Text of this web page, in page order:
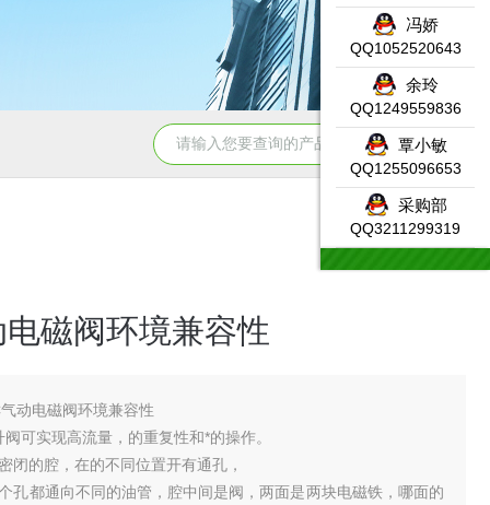
7KF02-0AB0SIEMENS输入模块产品示意图 DW-AS-623-
磁阀环境兼容性
动电磁阀环境兼容性
可实现高流量，的重复性和*的操作。
闭的腔，在的不同位置开有通孔，
孔都通向不同的油管，腔中间是阀，两面是两块电磁铁，哪面的
冯娇
QQ1052520643
余玲
QQ1249559836
覃小敏
QQ1255096653
采购部
QQ3211299319